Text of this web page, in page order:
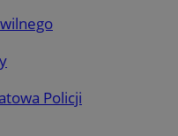
Policji